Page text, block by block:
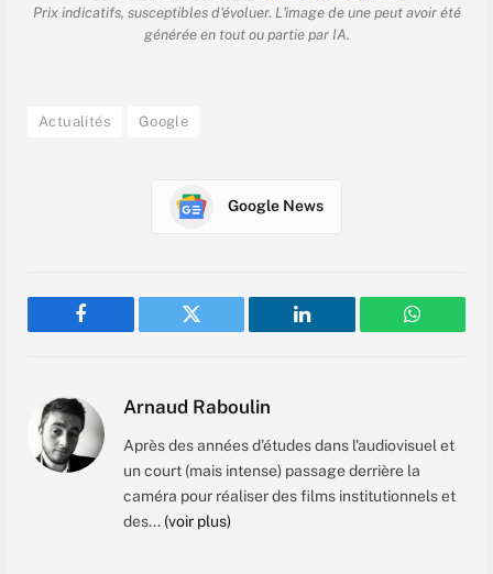
Prix indicatifs, susceptibles d'évoluer. L'image de une peut avoir été
générée en tout ou partie par IA.
Actualités Google
Google News
Facebook Twitter LinkedIn
Arnaud Raboulin
Après des années d'études dans l'audiovisuel et
un court (mais intense) passage derrière la
caméra pour réaliser des films institutionnels et
des... (voir plus)